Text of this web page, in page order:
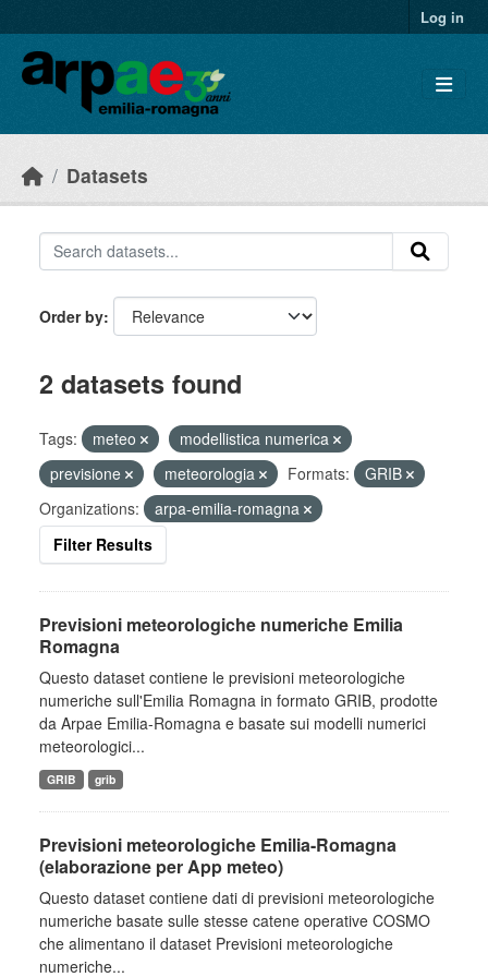
Log in
Datasets
Order by
2 datasets found
Tags: meteo
modellistica numerica
previsione
meteorologia Formats:
GRIB
Organizations:
arpa-emilia-romagna
Filter Results
Previsioni meteorologiche numeriche Emilia
Romagna
Questo dataset contiene le previsioni meteorologiche
numeriche sull'Emilia Romagna in formato GRIB, prodotte
da Arpae Emilia-Romagna e basate sui modelli numerici
meteorologici...
GRIB grib
Previsioni meteorologiche Emilia-Romagna
(elaborazione per App meteo)
Questo dataset contiene dati di previsioni meteorologiche
numeriche basate sulle stesse catene operative COSMO
che alimentano il dataset Previsioni meteorologiche
numeriche...